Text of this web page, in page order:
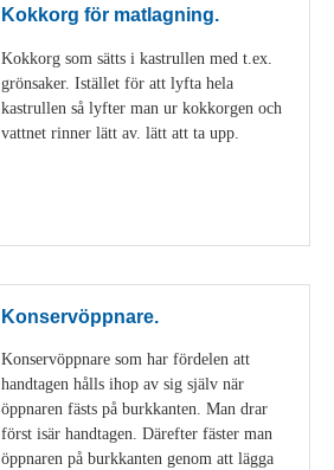
Kokkorg för matlagning.
Kokkorg som sätts i kastrullen med t.ex.
grönsaker. Istället för att lyfta hela
kastrullen så lyfter man ur kokkorgen och
vattnet rinner lätt av. lätt att ta upp.
Konservöppnare.
Konservöppnare som har fördelen att
handtagen hålls ihop av sig själv när
öppnaren fästs på burkkanten. Man drar
först isär handtagen. Därefter fäster man
öppnaren på burkkanten genom att lägga